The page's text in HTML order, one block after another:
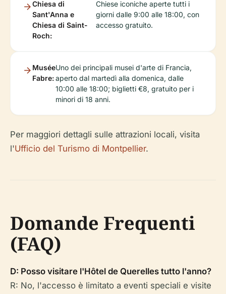
Chiesa di
Sant'Anna e
Chiesa di Saint-
Roch:
Chiese iconiche aperte tutti i
giorni dalle 9:00 alle 18:00, con
accesso gratuito.
Musée
Fabre:
Uno dei principali musei d'arte di Francia,
aperto dal martedì alla domenica, dalle
10:00 alle 18:00; biglietti €8, gratuito per i
minori di 18 anni.
Per maggiori dettagli sulle attrazioni locali, visita
l'Ufficio del Turismo di Montpellier.
Domande Frequenti
(FAQ)
D: Posso visitare l'Hôtel de Querelles tutto l'anno?
R: No, l'accesso è limitato a eventi speciali e visite